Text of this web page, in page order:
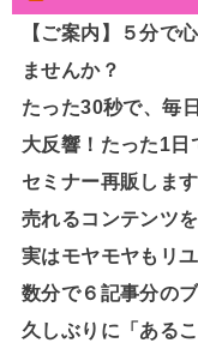
【ご案内】５分で
ませんか？
たった30秒で、毎
大反響！たった1
セミナー再販します
売れるコンテンツ
実はモヤモヤもリ
数分で６記事分の
久しぶりに「ある